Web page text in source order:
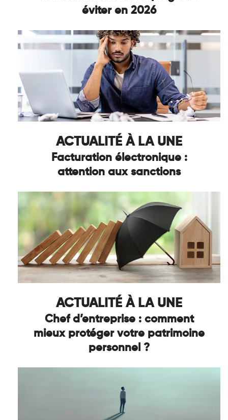
éviter en 2026
ACTUALITÉ À LA UNE
Facturation électronique :
attention aux sanctions
ACTUALITÉ À LA UNE
Chef d’entreprise : comment
mieux protéger votre patrimoine
personnel ?